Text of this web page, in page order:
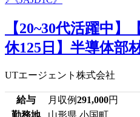
【20~30代活躍中】
休125日】半導体部
UTエージェント株式会社
給与 月収例291,000円
勤務地
山形県 小国町